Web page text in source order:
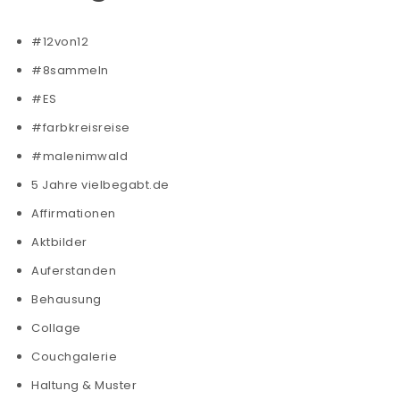
#12von12
#8sammeln
#ES
#farbkreisreise
#malenimwald
5 Jahre vielbegabt.de
Affirmationen
Aktbilder
Auferstanden
Behausung
Collage
Couchgalerie
Haltung & Muster